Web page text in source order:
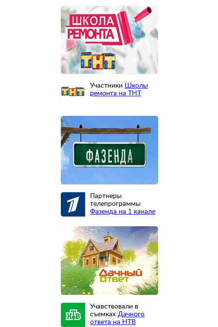
Участники Школы
ремонта на ТНТ
Партнеры
телепрограммы
Фазенда на 1 канале
Учавствовали в
съемках Дачного
ответа на НТВ